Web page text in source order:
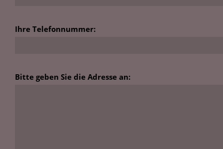
Ihre Telefonnummer:
Bitte geben Sie die Adresse an: